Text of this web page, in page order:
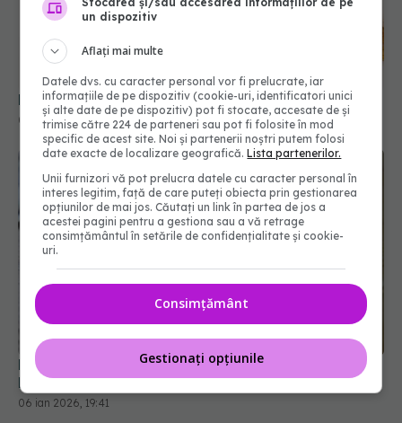
De ce să pui o lingură de lemn peste oală
08 ian 2026, 21:00
Nu mai arunca niciodată plicurile de silica gel. 9
lucruri uimitoare pe care le poți face
06 ian 2026, 19:41
un dispozitiv
Aflați mai multe
Datele dvs. cu caracter personal vor fi prelucrate, iar
informațiile de pe dispozitiv (cookie-uri, identificatori unici
și alte date de pe dispozitiv) pot fi stocate, accesate de și
trimise către 224 de parteneri sau pot fi folosite în mod
specific de acest site. Noi și partenerii noștri putem folosi
date exacte de localizare geografică.Lista partenerilor.
Unii furnizori vă pot prelucra datele cu caracter personal în
interes legitim, față de care puteți obiecta prin gestionarea
opțiunilor de mai jos. Căutați un link în partea de jos a
acestei pagini pentru a gestiona sau a vă retrage
consimțământul în setările de confidențialitate și cookie-
uri.
Consimțământ
Gestionați opțiunile